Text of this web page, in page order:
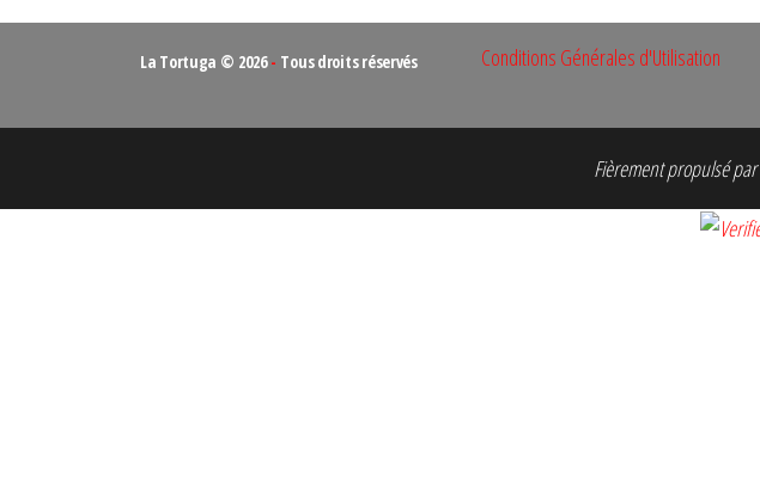
La Tortuga © 2026- Tous droits réservés Conditions Générales d'Utilisation
Fièrement propulsé par